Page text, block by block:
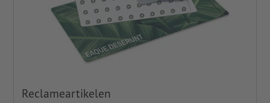
Reclameartikelen